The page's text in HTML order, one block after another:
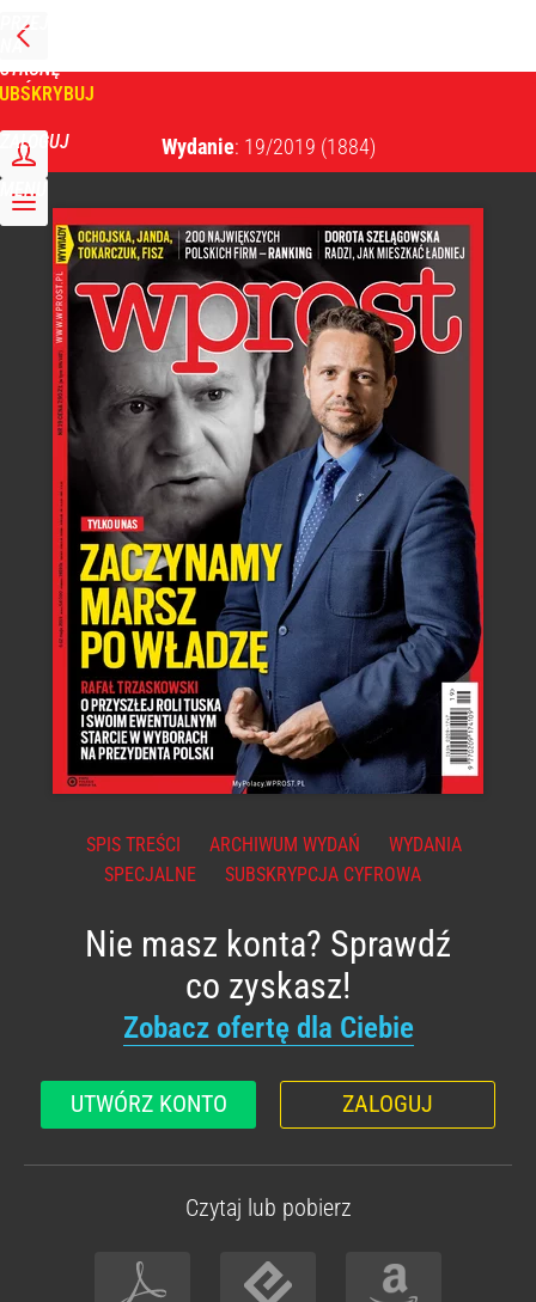
PRZEJDŹ
NA
STRONĘ
GŁÓWNĄ
ZALOGUJ
MENU
Wydanie: 19/2019 (1884)
SPIS TREŚCI ARCHIWUM WYDAŃ
WYDANIA
SPECJALNE
SUBSKRYPCJA CYFROWA
Nie masz konta? Sprawdź
co zyskasz!
Zobacz ofertę dla Ciebie
UTWÓRZ KONTO ZALOGUJ
Czytaj lub pobierz